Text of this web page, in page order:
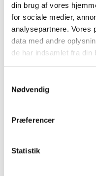
din brug af vores
for sociale medier,
analysepartnere. Vores
data med andre
de har indsamlet fra din
Nødvendig
Præferencer
Statistik
Ledig
Bliv klogere på, hvad